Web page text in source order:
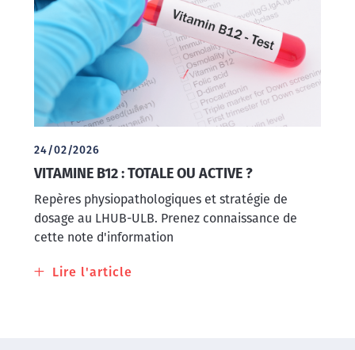
Transaminases
:
nouvelle
méthode
de
dosage
24/02/2026
VITAMINE B12 : TOTALE OU ACTIVE ?
Repères physiopathologiques et stratégie de
dosage au LHUB-ULB. Prenez connaissance de
cette note d'information
Lire l'article